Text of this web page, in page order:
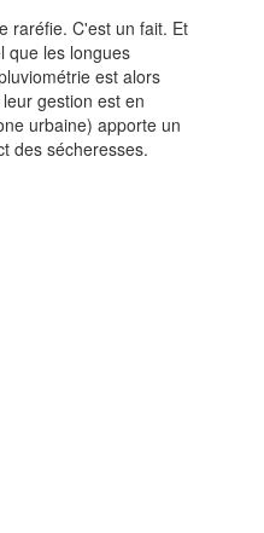
raréfie. C'est un fait. Et
que les longues
est alors
gestion est en
urbaine) apporte un
des sécheresses.